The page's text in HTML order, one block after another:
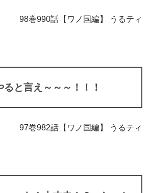
98巻990話【ワノ国編】 うるティ
ると言え～～～！！！
97巻982話【ワノ国編】 うるティ